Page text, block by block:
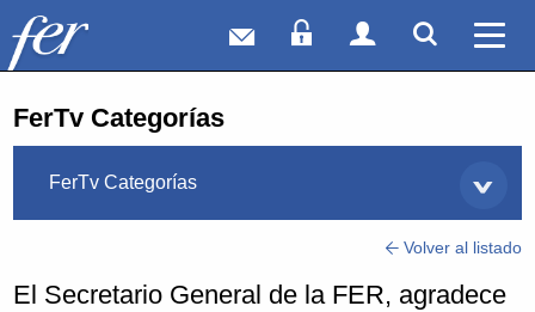
Correo webAcceso Socios
Acceso
FerTv Categorías
FerTv Categorías
Volver al listado
El Secretario General de la FER, agradece